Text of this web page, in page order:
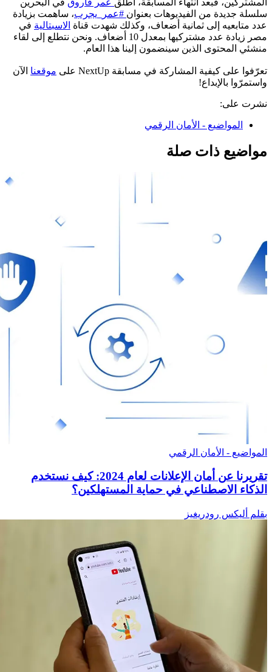
المشتركين، فبعد انتهاء المسابقة، أطلق عمر فاروق في البحرين
سلسلة جديدة من الفيديوهات بعنوان #عمر_يجرب، ساهمت بزيادة
عدد متابعيه إلى ثمانية أضعاف، وكذلك شهدت قناة الاسبتالية في
مصر زيادة عدد مشتركيها بمعدل 10 أضعاف. ونحن نتطلع إلى لقاء
منشئي المحتوى الذين سينضمون إلينا هذا العام.
تعرّفوا على كيفية المشاركة في مسابقة NextUp على موقعنا الآن
واستمرّوا بالإبداع!
نشرت على:
المواضيع - الأمان الرقمي
مواضيع ذات صلة
المواضيع - الأمان الرقمي
تقريرنا عن أمان الإعلانات لعام 2024: كيف نستخدم
الذكاء الاصطناعي في حماية المستهلكين؟
بقلم أليكس رودريغيز